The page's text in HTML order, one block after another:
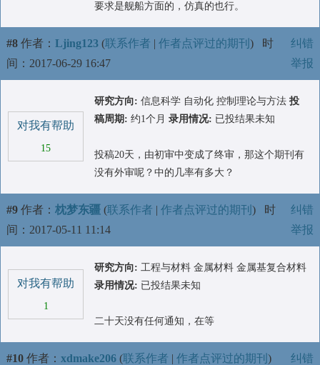
要求是舰船方面的，仿真的也行。
#8 作者： Ljing123 (联系作者 | 作者点评过的期刊 ) 时
间：2017-06-29 16:47
纠错
举报
对我有帮助
15
研究方向: 信息科学 自动化 控制理论与方法 投
稿周期: 约1个月 录用情况: 已投结果未知
投稿20天，由初审中变成了终审，那这个期刊有
没有外审呢？中的几率有多大？
#9 作者： 枕梦东疆 (联系作者 | 作者点评过的期刊 ) 时
间：2017-05-11 11:14
纠错
举报
对我有帮助
1
研究方向: 工程与材料 金属材料 金属基复合材料
录用情况: 已投结果未知
二十天没有任何通知，在等
#10 作者： xdmake206 (联系作者 | 作者点评过的期刊 )
纠错